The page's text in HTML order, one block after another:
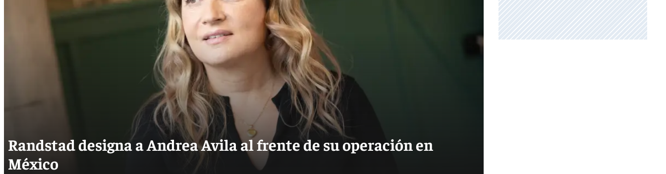
Randstad designa a Andrea Avila al frente de su operación en
México